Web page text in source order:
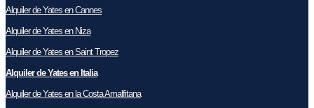
Alquiler de Yates en Cannes
Alquiler de Yates en Niza
Alquiler de Yates en Saint Tropez
Alquiler de Yates en Italia
Alquiler de Yates en la Costa Amalfitana